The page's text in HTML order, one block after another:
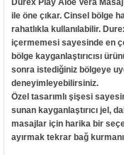
Durex Play Aloe Vera
ile öne çıkar. Cinsel bölge
rahatlıkla kullanılabilir.
içermemesi sayesinde en
bölge kayganlaştırıcısı
sonra istediğiniz bölgeye
deneyimleyebilirsiniz.
Özel tasarımlı şişesi
sunan kayganlaştırıcı jel,
masajlar için harika bir
ayırmak tekrar bağ